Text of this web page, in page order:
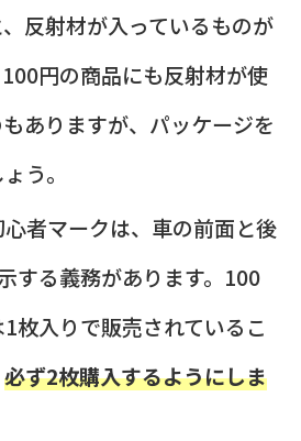
反射材が入っているものが
円の商品にも反射材が使
ありますが、パッケージを
う。
心者マークは、車の前面と後
する義務があります。100
枚入りで販売されているこ
必ず2枚購入するようにしま